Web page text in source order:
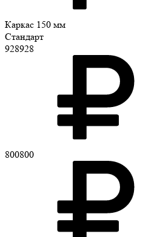
Каркас 150 мм
Стандарт
928928
800800